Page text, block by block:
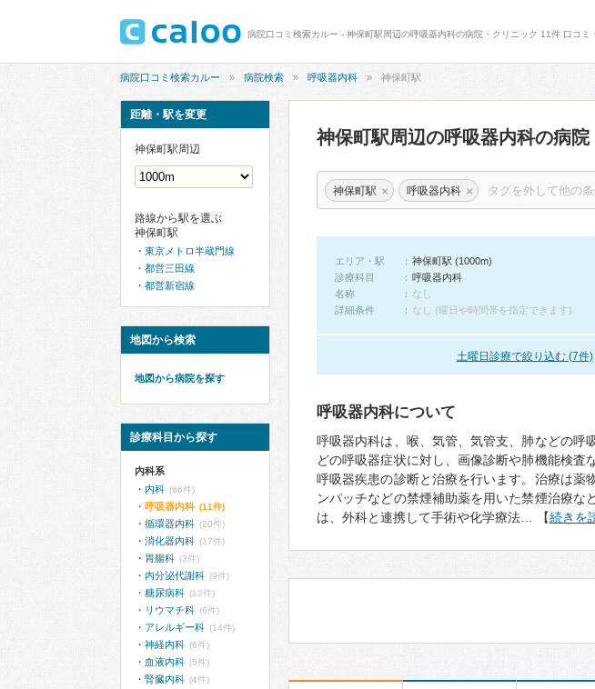
病院口コミ検索カルー - 神保町駅周辺の呼吸器内科の病院・クリニック 11件 口コミ
病院口コミ検索カルー 病院検索 呼吸器内科 神保町駅
神保町駅周辺の呼吸器内科の病院
神保町駅 × 呼吸器内科 ×
エリア・駅
神保町駅 (1000m)
診療科目
呼吸器内科
名称
なし
詳細条件
なし (曜日や時間帯を指定できます)
土曜日診療で絞り込む (7件)
呼吸器内科について
呼吸器内科は、喉、気管、気管支、肺などの呼
どの呼吸器症状に対し、画像診断や肺機能検査
呼吸器疾患の診断と治療を行います。治療は薬
ンパッチなどの禁煙補助薬を用いた禁煙治療な
は、外科と連携して手術や化学療法… 【続きを
距離・駅を変更
神保町駅周辺
路線から駅を選ぶ
神保町駅
東京メトロ半蔵門線
都営三田線
都営新宿線
地図から検索
地図から病院を探す
診療科目から探す
内科系
内科 (66件)
呼吸器内科 (11件)
循環器内科 (20件)
消化器内科 (17件)
胃腸科 (3件)
内分泌代謝科 (9件)
糖尿病科 (12件)
リウマチ科 (6件)
アレルギー科 (14件)
神経内科 (6件)
血液内科 (5件)
腎臓内科 (4件)